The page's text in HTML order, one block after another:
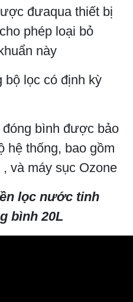
đưaqua thiết bị
phép loại bỏ
này
bộ lọc có định kỳ
bình được bảo
hệ thống, bao gồm
và máy sục Ozone
lọc nước tinh
bình 20L